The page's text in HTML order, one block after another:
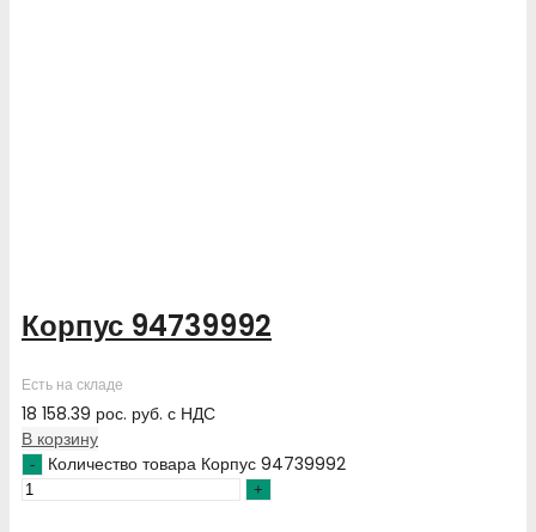
Корпус 94739992
Есть на складе
18 158.39 рос. руб. с НДС
В корзину
Количество товара Корпус 94739992